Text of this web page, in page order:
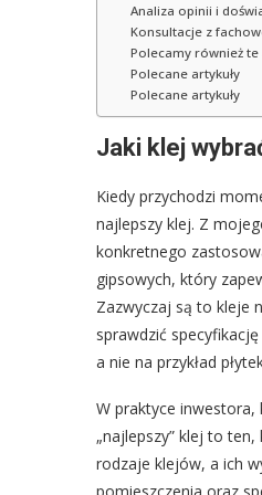
Analiza opinii i
Konsultacje z
Polecamy również te
Polecane artykuły
Polecane artykuły
Jaki klej
Kiedy przychodzi
najlepszy klej. Z
konkretnego
gipsowych, który
Zazwyczaj są to kleje
sprawdzić
a nie na przykład
W praktyce
„najlepszy” klej to
rodzaje klejów, a ich